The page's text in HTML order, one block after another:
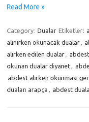
Read More »
Category: Dualar Etiketler:
alınırken okunacak dualar,
alırken edilen dualar,
okunan dualar diyanet,
abdest alırken okunması
duaları arapça , abdest